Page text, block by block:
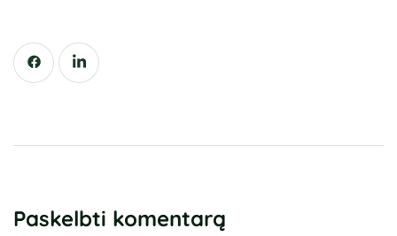
Paskelbti komentarą